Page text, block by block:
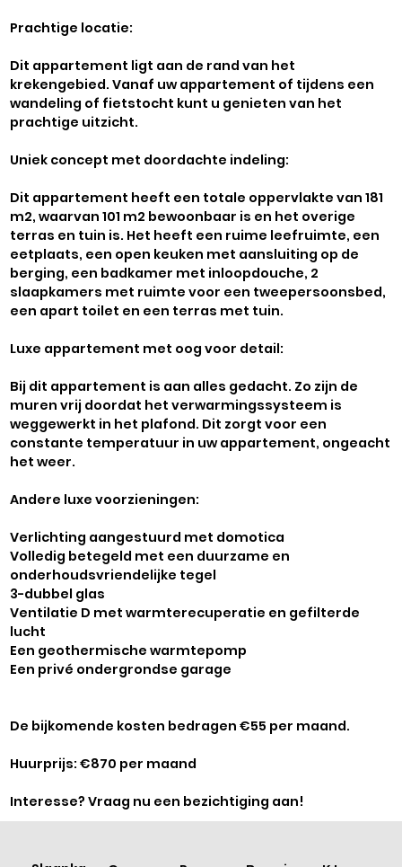
Prachtige locatie:
Dit appartement ligt aan de rand van het
krekengebied. Vanaf uw appartement of tijdens een
wandeling of fietstocht kunt u genieten van het
prachtige uitzicht.
Uniek concept met doordachte indeling:
Dit appartement heeft een totale oppervlakte van 181
m2, waarvan 101 m2 bewoonbaar is en het overige
terras en tuin is. Het heeft een ruime leefruimte, een
eetplaats, een open keuken met aansluiting op de
berging, een badkamer met inloopdouche, 2
slaapkamers met ruimte voor een tweepersoonsbed,
een apart toilet en een terras met tuin.
Luxe appartement met oog voor detail:
Bij dit appartement is aan alles gedacht. Zo zijn de
muren vrij doordat het verwarmingssysteem is
weggewerkt in het plafond. Dit zorgt voor een
constante temperatuur in uw appartement, ongeacht
het weer.
Andere luxe voorzieningen:
Verlichting aangestuurd met domotica
Volledig betegeld met een duurzame en
onderhoudsvriendelijke tegel
3-dubbel glas
Ventilatie D met warmterecuperatie en gefilterde
lucht
Een geothermische warmtepomp
Een privé ondergrondse garage
De bijkomende kosten bedragen €55 per maand.
Huurprijs: €870 per maand
Interesse? Vraag nu een bezichtiging aan!